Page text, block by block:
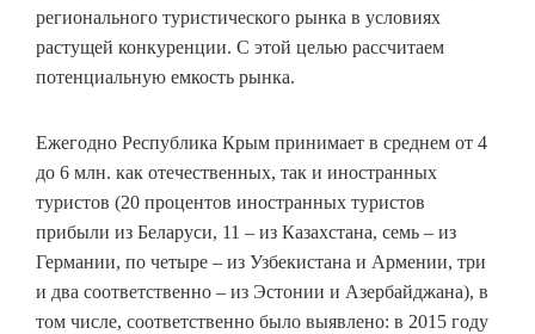
регионального туристического рынка в условиях
растущей конкуренции. С этой целью рассчитаем
потенциальную емкость рынка.
Ежегодно Республика Крым принимает в среднем от 4
до 6 млн. как отечественных, так и иностранных
туристов (20 процентов иностранных туристов
прибыли из Беларуси, 11 – из Казахстана, семь – из
Германии, по четыре – из Узбекистана и Армении, три
и два соответственно – из Эстонии и Азербайджана), в
том числе, соответственно было выявлено: в 2015 году